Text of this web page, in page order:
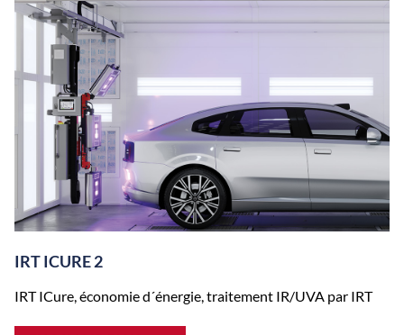
IRT ICURE 2
IRT ICure, économie d´énergie, traitement IR/UVA par IRT